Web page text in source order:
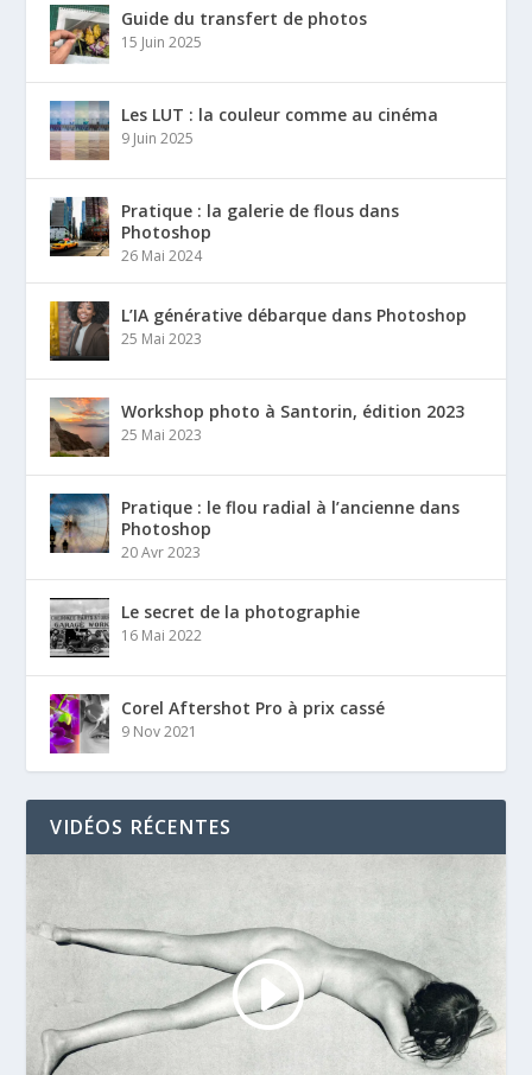
Guide du transfert de photos
15 Juin 2025
Les LUT : la couleur comme au cinéma
9 Juin 2025
Pratique : la galerie de flous dans
Photoshop
26 Mai 2024
L’IA générative débarque dans Photoshop
25 Mai 2023
Workshop photo à Santorin, édition 2023
25 Mai 2023
Pratique : le flou radial à l’ancienne dans
Photoshop
20 Avr 2023
Le secret de la photographie
16 Mai 2022
Corel Aftershot Pro à prix cassé
9 Nov 2021
VIDÉOS RÉCENTES